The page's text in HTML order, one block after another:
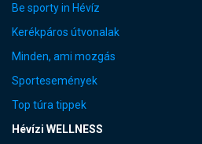
Be sporty in Hévíz
Kerékpáros útvonalak
Minden, ami mozgás
Sportesemények
Top túra tippek
Hévízi WELLNESS